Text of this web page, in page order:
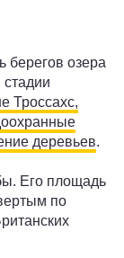
берегов озера
Троссахс,
деревьев.
Его площадь
по